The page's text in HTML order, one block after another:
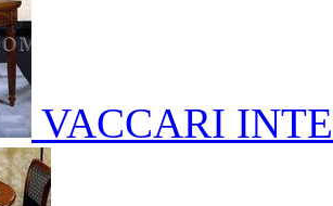
VACCARI